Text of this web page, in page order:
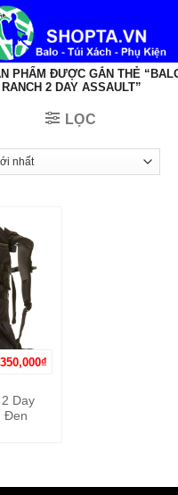
PHẨM ĐƯỢC GẮN THẺ
RANCH 2 DAY ASSAULT”
LỌC
₫
Day
Đen